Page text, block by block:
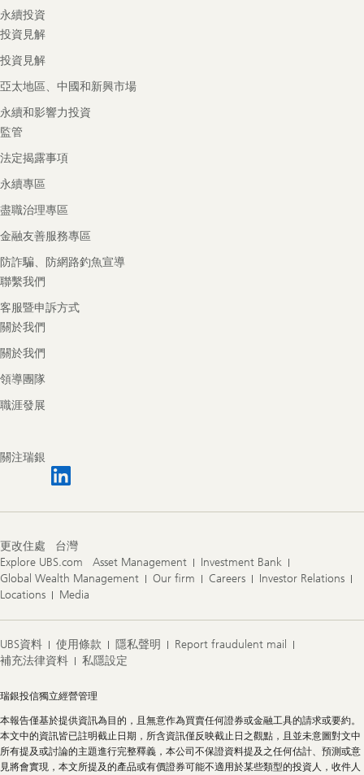
永續投資
投資見解
投資見解
亞太地區、中國和新興市場
永續和影響力投資
監管
法定揭露事項
永續專區
盡職治理專區
金融友善服務專區
防詐騙、防網路釣魚宣導
聯繫我們
客服暨申訴方式
關於我們
關於我們
領導團隊
職涯發展
關注瑞銀
更改住處
台灣
Explore UBS.com
Asset Management
Investment Bank
Global Wealth Management
Our firm Careers
Investor Relations
Locations
Media
UBS資料 使用條款 隱私聲明
Report fraudulent mail
補充法律資料
私隱設定
Legal
瑞銀投信獨立經營管理
本報告僅基於提供資訊為目的，且無意作為買賣任何證券或金融工具的請求或要約。
本文中的資訊皆已註明截止日期，所含資訊僅反映截止日之觀點，且並未意圖對文中
所有提及或討論的主題進行完整釋義，本公司不保證資料提及之任何估計、預測或意
見將會實現，本文所提及的產品或有價證券可能不適用於某些類型的投資人，收件人